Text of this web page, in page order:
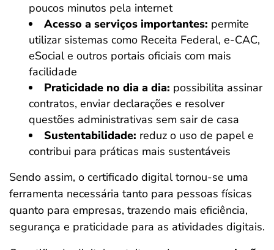
poucos minutos pela internet
Acesso a serviços importantes: permite
utilizar sistemas como Receita Federal, e-CAC,
eSocial e outros portais oficiais com mais
facilidade
Praticidade no dia a dia: possibilita assinar
contratos, enviar declarações e resolver
questões administrativas sem sair de casa
Sustentabilidade: reduz o uso de papel e
contribui para práticas mais sustentáveis
Sendo assim, o certificado digital tornou-se uma
ferramenta necessária tanto para pessoas físicas
quanto para empresas, trazendo mais eficiência,
segurança e praticidade para as atividades digitais.